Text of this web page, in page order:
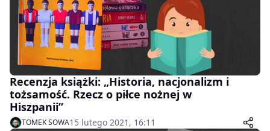
Recenzja książki: „Historia, nacjonalizm i
tożsamość. Rzecz o piłce nożnej w
Hiszpanii”
TOMEK SOWA15 lutego 2021, 16:11